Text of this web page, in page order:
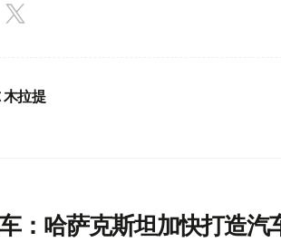
拉提
：哈萨克斯坦加快打造汽